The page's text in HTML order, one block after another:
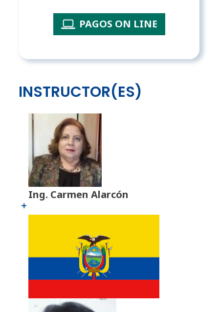
PAGOS ON LINE
INSTRUCTOR(ES)
Ing. Carmen Alarcón